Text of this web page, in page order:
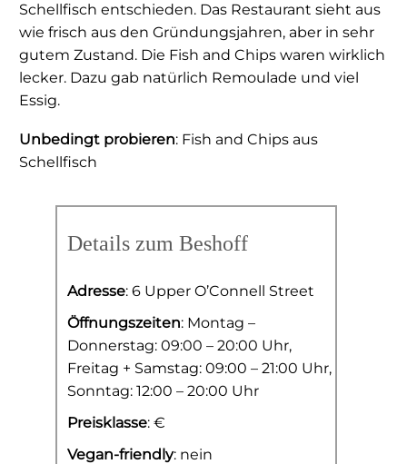
Schellfisch entschieden. Das Restaurant sieht aus
wie frisch aus den Gründungsjahren, aber in sehr
gutem Zustand. Die Fish and Chips waren wirklich
lecker. Dazu gab natürlich Remoulade und viel
Essig.
Unbedingt probieren: Fish and Chips aus
Schellfisch
Details zum Beshoff
Adresse: 6 Upper O’Connell Street
Öffnungszeiten: Montag –
Donnerstag: 09:00 – 20:00 Uhr,
Freitag + Samstag: 09:00 – 21:00 Uhr,
Sonntag: 12:00 – 20:00 Uhr
Preisklasse: €
Vegan-friendly: nein